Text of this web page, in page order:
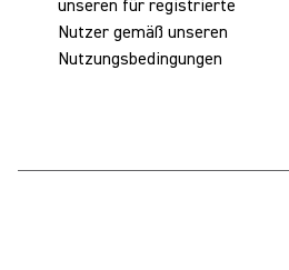
unseren für registrierte
Nutzer gemäß unseren
Nutzungsbedingungen